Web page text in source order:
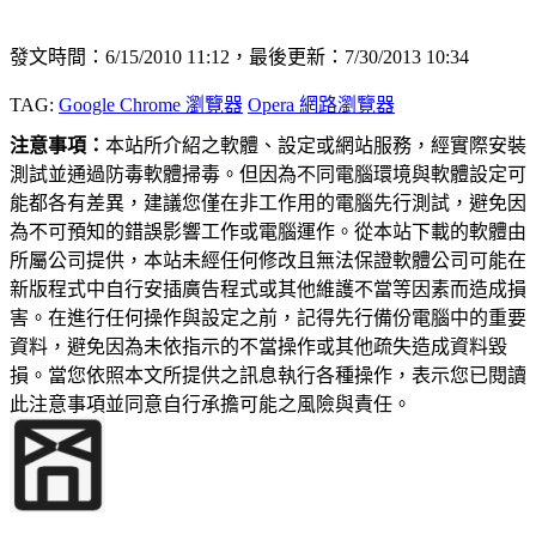
發文時間：6/15/2010 11:12，最後更新：7/30/2013 10:34
TAG: Google Chrome 瀏覽器 Opera 網路瀏覽器
注意事項： 本站所介紹之軟體、設定或網站服務，經實際安裝
測試並通過防毒軟體掃毒。但因為不同電腦環境與軟體設定可
能都各有差異，建議您僅在非工作用的電腦先行測試，避免因
為不可預知的錯誤影響工作或電腦運作。從本站下載的軟體由
所屬公司提供，本站未經任何修改且無法保證軟體公司可能在
新版程式中自行安插廣告程式或其他維護不當等因素而造成損
害。在進行任何操作與設定之前，記得先行備份電腦中的重要
資料，避免因為未依指示的不當操作或其他疏失造成資料毀
損。當您依照本文所提供之訊息執行各種操作，表示您已閱讀
此注意事項並同意自行承擔可能之風險與責任。